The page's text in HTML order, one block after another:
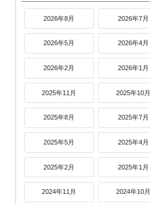
2026年8月 2026年7月
2026年5月 2026年4月
2026年2月 2026年1月
2025年11月 2025年10月
2025年8月 2025年7月
2025年5月 2025年4月
2025年2月 2025年1月
2024年11月 2024年10月